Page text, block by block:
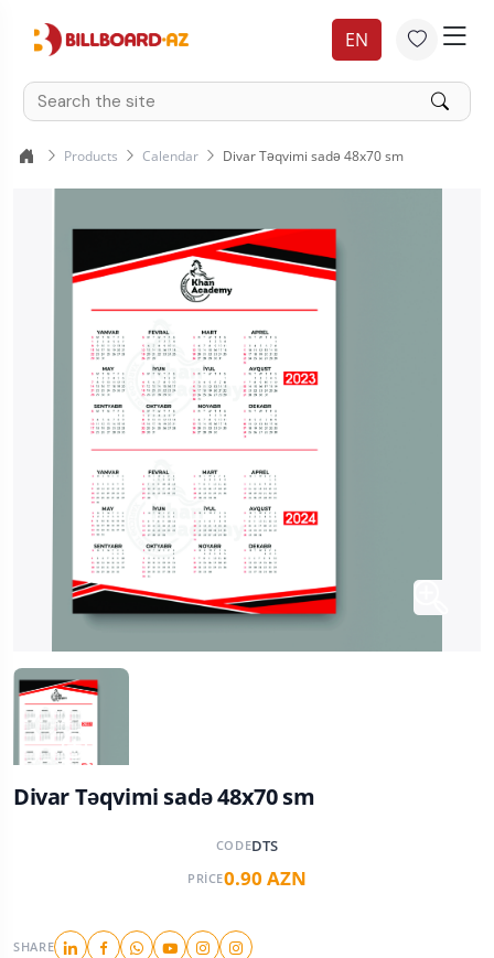
EN
Products Calendar Divar Təqvimi sadə 48x70 sm
Divar Təqvimi sadə 48x70 sm
CODEDTS
PRICE0.90 AZN
SHARE